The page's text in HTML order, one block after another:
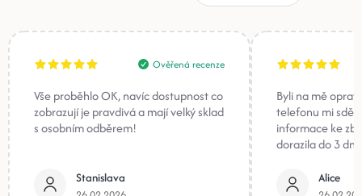
Ověřená recenze
Vše proběhlo OK, navíc dostupnost co
zobrazují je pravdivá a mají velký sklad
s osobním odběrem!
Stanislava
Byli na mě
telefonu mi
informace ke
dorazila do 3
Alice